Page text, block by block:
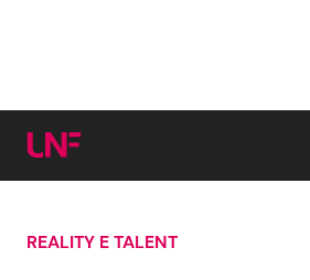
Cerca:
REALITY E TALENT